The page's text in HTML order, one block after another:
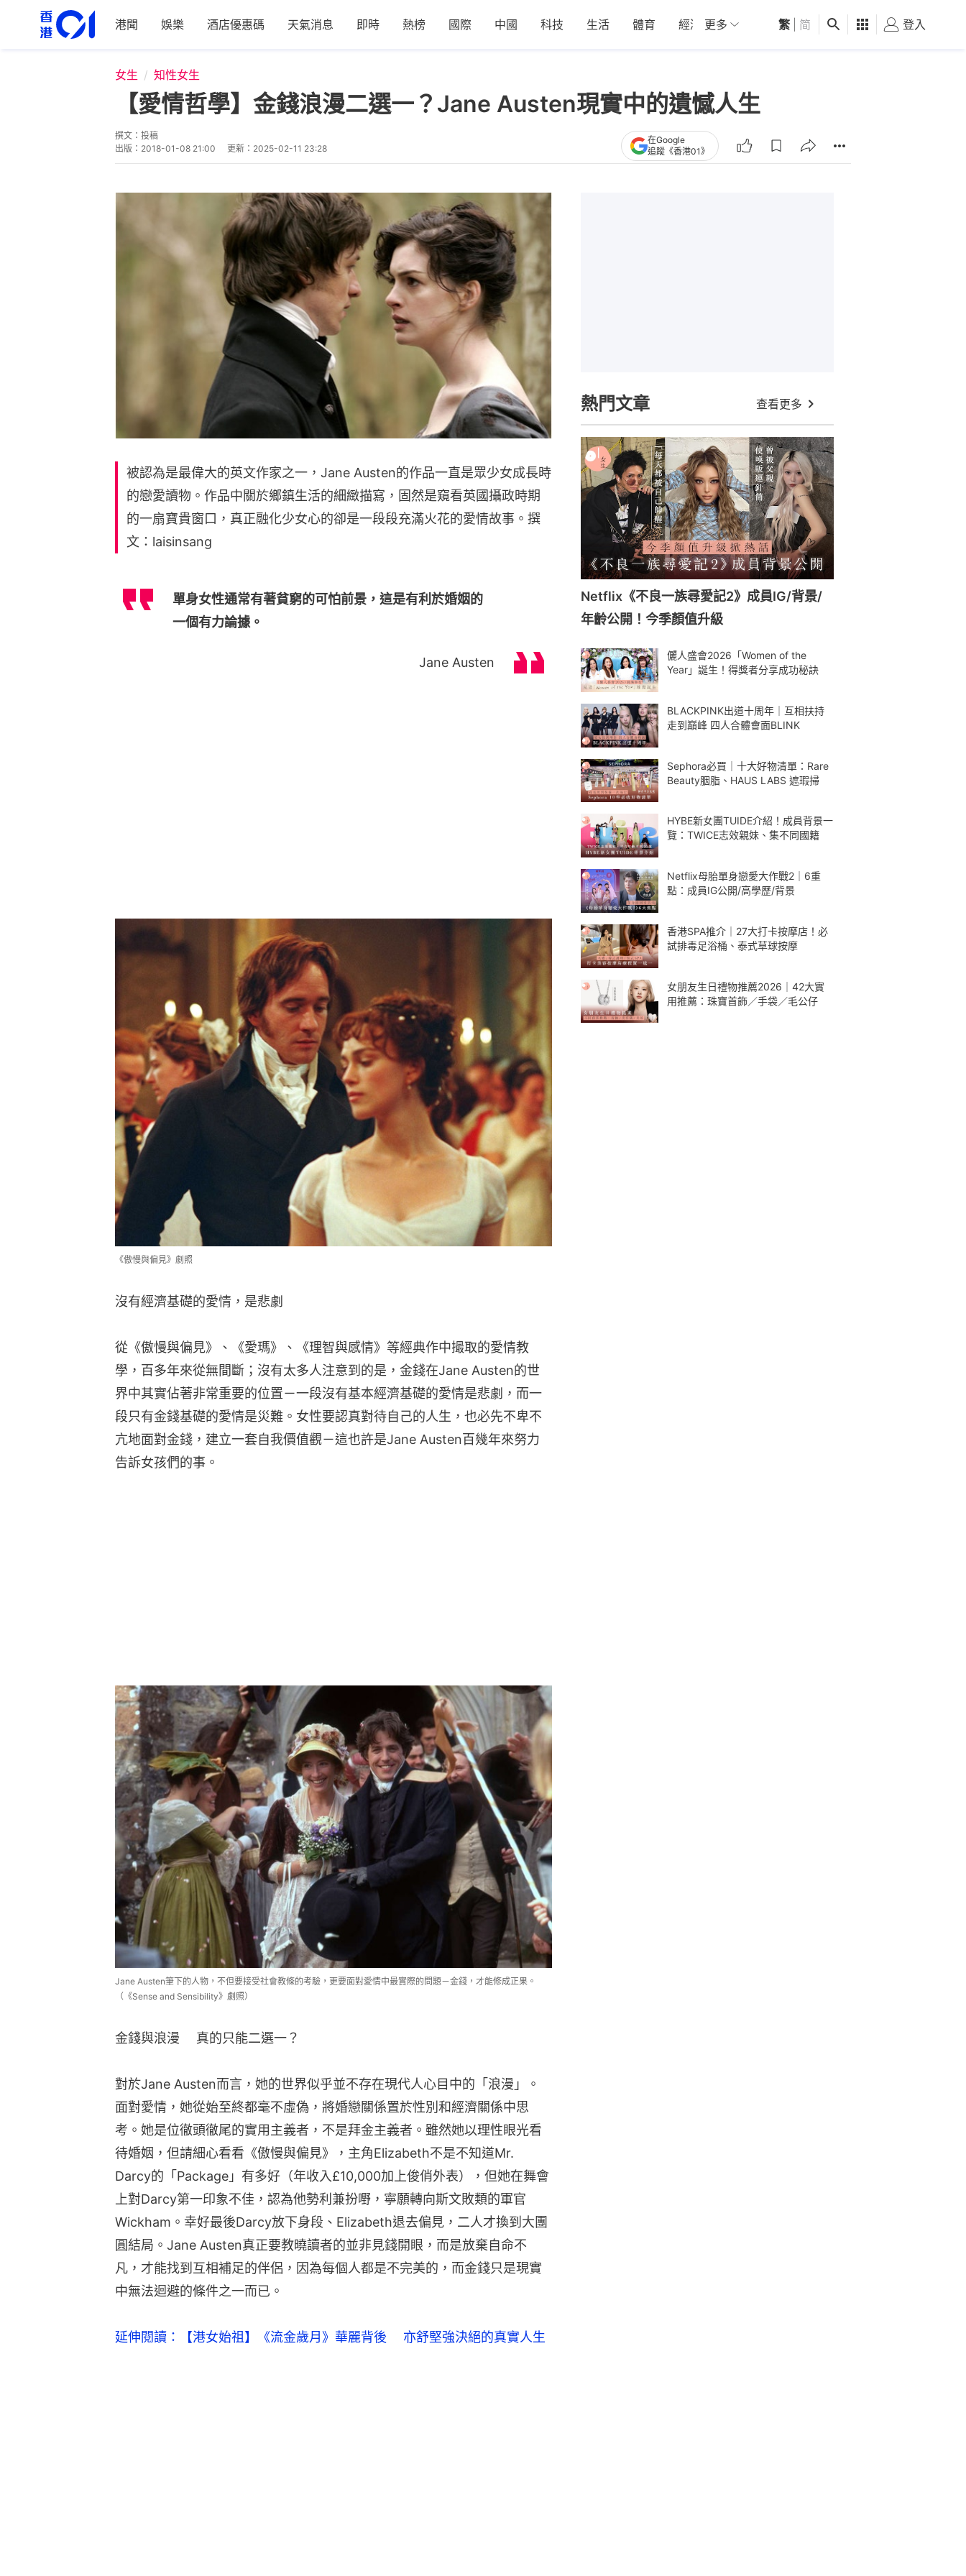
港聞 娛樂 酒店優惠碼 天氣消息 即時 熱榜 國際 中國 科技 生活 體育 經濟 01深圳 觀點 健康 好食玩飛
更多 繁 简 登入
女生 知性女生
【愛情哲學】金錢浪漫二選一？Jane Austen現實中的遺憾人生
撰文： 投稿
出版： 2018-01-08 21:00 更新： 2025-02-11 23:28
在Google
追蹤《香港01》
被認為是最偉大的英文作家之一，Jane Austen的作品一直是眾少女成長時
的戀愛讀物。作品中關於鄉鎮生活的細緻描寫，固然是窺看英國攝政時期
的一扇寶貴窗口，真正融化少女心的卻是一段段充滿火花的愛情故事。撰
文：laisinsang
單身女性通常有著貧窮的可怕前景，這是有利於婚姻的
一個有力論據。
Jane Austen
《傲慢與偏見》劇照
沒有經濟基礎的愛情，是悲劇
從《傲慢與偏見》、《愛瑪》、《理智與感情》等經典作中撮取的愛情教
學，百多年來從無間斷；沒有太多人注意到的是，金錢在Jane Austen的世
界中其實佔著非常重要的位置－一段沒有基本經濟基礎的愛情是悲劇，而一
段只有金錢基礎的愛情是災難。女性要認真對待自己的人生，也必先不卑不
亢地面對金錢，建立一套自我價值觀－這也許是Jane Austen百幾年來努力
告訴女孩們的事。
Jane Austen筆下的人物，不但要接受社會教條的考驗，更要面對愛情中最實際的問題－金錢，才能修成正果。
（《Sense and Sensibility》劇照）
金錢與浪漫 　真的只能二選一？
對於Jane Austen而言，她的世界似乎並不存在現代人心目中的「浪漫」。
面對愛情，她從始至終都毫不虛偽，將婚戀關係置於性別和經濟關係中思
考。她是位徹頭徹尾的實用主義者，不是拜金主義者。雖然她以理性眼光看
待婚姻，但請細心看看《傲慢與偏見》，主角Elizabeth不是不知道Mr.
Darcy的「Package」有多好（年收入£10,000加上俊俏外表），但她在舞會
上對Darcy第一印象不佳，認為他勢利兼扮嘢，寧願轉向斯文敗類的軍官
Wickham。幸好最後Darcy放下身段、Elizabeth退去偏見，二人才換到大團
圓結局。Jane Austen真正要教曉讀者的並非見錢開眼，而是放棄自命不
凡，才能找到互相補足的伴侶，因為每個人都是不完美的，而金錢只是現實
中無法迴避的條件之一而已。
延伸閱讀：【港女始祖】《流金歲月》華麗背後 　亦舒堅強決絕的真實人生
熱門文章 查看更多
Netflix《不良一族尋愛記2》成員IG/背景/
年齡公開！今季顏值升級
儷人盛會2026「Women of the
Year」誕生！得獎者分享成功秘訣
BLACKPINK出道十周年｜互相扶持
走到巔峰 四人合體會面BLINK
Sephora必買｜十大好物清單：Rare
Beauty胭脂、HAUS LABS 遮瑕掃
HYBE新女團TUIDE介紹！成員背景一
覽：TWICE志效親妹、集不同國籍
Netflix母胎單身戀愛大作戰2｜6重
點：成員IG公開/高學歷/背景
香港SPA推介｜27大打卡按摩店！必
試排毒足浴桶、泰式草球按摩
女朋友生日禮物推薦2026｜42大實
用推薦：珠寶首飾／手袋／毛公仔